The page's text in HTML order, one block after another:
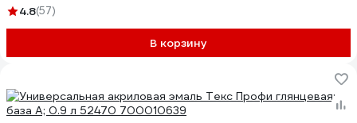
4.8(57)
В корзину